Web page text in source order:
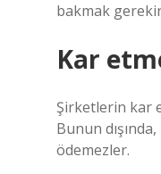
bakmak
Kar
Şirketlerin kar
Bunun
ödemezler.